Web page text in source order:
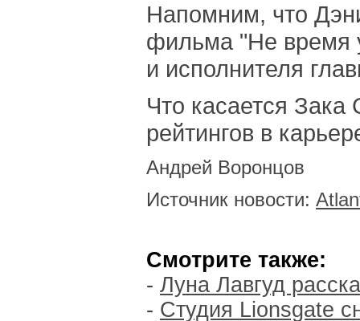
Напомним, что
фильма "Не время
и исполнителя
Что касается
рейтингов в
Андрей Воронцов
Источник новости:
Смотрите также:
- Луна Лавгуд
- Студия Lionsgate